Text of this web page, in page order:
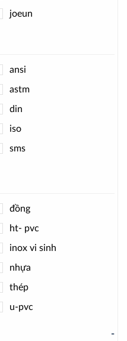
joeun
ode
round star
sanwa
spiraxsarco
tpc
ynv
yoshitake
ansi
astm
din
iso
sms
đồng
ht- pvc
inox vi sinh
nhựa
thép
u-pvc
-